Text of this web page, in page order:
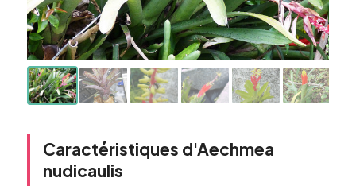
Caractéristiques d'Aechmea
nudicaulis